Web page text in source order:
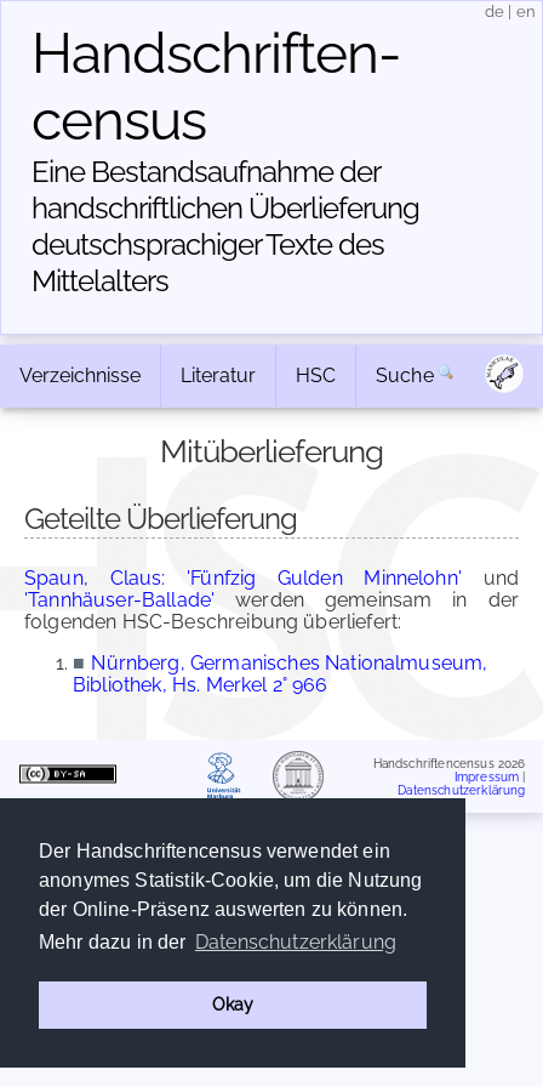
Der Handschriftencensus verwendet ein
anonymes Statistik-Cookie, um die Nutzung
der Online-Präsenz auswerten zu können.
Mehr dazu in der Datenschutzerklärung
Okay
Handschriften­
census
Eine Bestandsaufnahme der
handschriftlichen Über­lieferung
deutschsprachiger Texte des
Mittelalters
de en
Verzeichnisse Literatur HSC Suche
Mitüberlieferung
Geteilte Überlieferung
Spaun, Claus: 'Fünfzig Gulden Minnelohn' und
'Tannhäuser-Ballade' werden gemeinsam in der
folgenden HSC-Beschreibung überliefert:
■ Nürnberg, Germanisches Nationalmuseum,
Bibliothek, Hs. Merkel 2° 966
Handschriftencensus 2026
Impressum
Datenschutzerklärung